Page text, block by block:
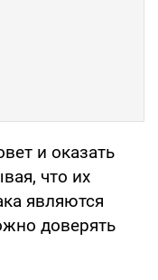
и оказать
что их
являются
доверять